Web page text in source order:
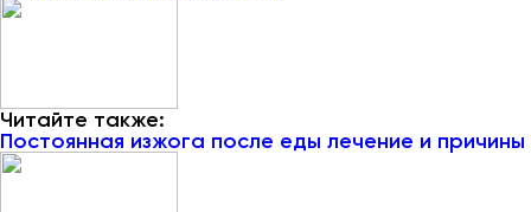
Читайте также:
Постоянная изжога после еды лечение и причины